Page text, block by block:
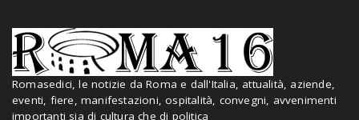
d
h
i
t
e
n
Romasedici, le notizie da Roma e dall'Italia, attualità, aziende,
eventi, fiere, manifestazioni, ospitalità, convegni, avvenimenti
importanti sia di cultura che di politica